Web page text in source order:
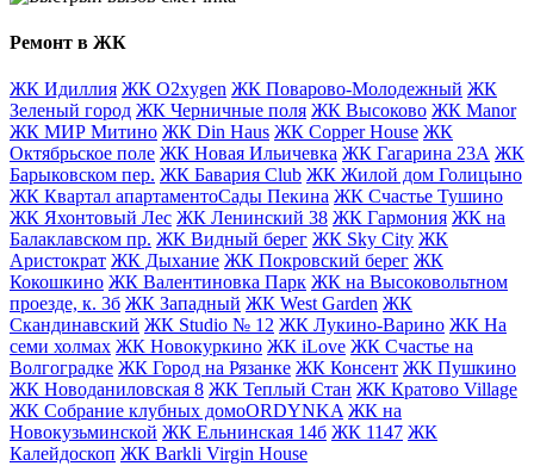
Ремонт в ЖК
ЖК Идиллия ЖК O2xygen ЖК Поварово-Молодежный ЖК
Зеленый город ЖК Черничные поля ЖК Высоково ЖК Manor
ЖК МИР Митино ЖК Din Haus ЖК Copper House ЖК
Октябрьское поле ЖК Новая Ильичевка ЖК Гагарина 23А ЖК
Барыковском пер. ЖК Бавария Club ЖК Жилой дом Голицыно
ЖК Квартал апартаментоСады Пекина ЖК Счастье Тушино
ЖК Яхонтовый Лес ЖК Ленинский 38 ЖК Гармония ЖК на
Балаклавском пр. ЖК Видный берег ЖК Sky City ЖК
Аристократ ЖК Дыхание ЖК Покровский берег ЖК
Кокошкино ЖК Валентиновка Парк ЖК на Высоковольтном
проезде, к. 3б ЖК Западный ЖК West Garden ЖК
Скандинавский ЖК Studio № 12 ЖК Лукино-Варино ЖК На
семи холмах ЖК Новокуркино ЖК iLove ЖК Счастье на
Волгоградке ЖК Город на Рязанке ЖК Консент ЖК Пушкино
ЖК Новоданиловская 8 ЖК Теплый Стан ЖК Кратово Village
ЖК Собрание клубных домоORDYNKA ЖК на
Новокузьминской ЖК Ельнинская 14б ЖК 1147 ЖК
Калейдоскоп ЖК Barkli Virgin House